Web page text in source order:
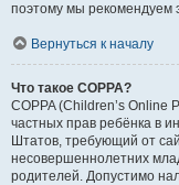
поэтому мы рекомендуем
Вернуться к началу
Что такое COPPA?
COPPA (Children’s Online
частных прав ребёнка в
Штатов, требующий от
несовершеннолетних
родителей. Допустимо